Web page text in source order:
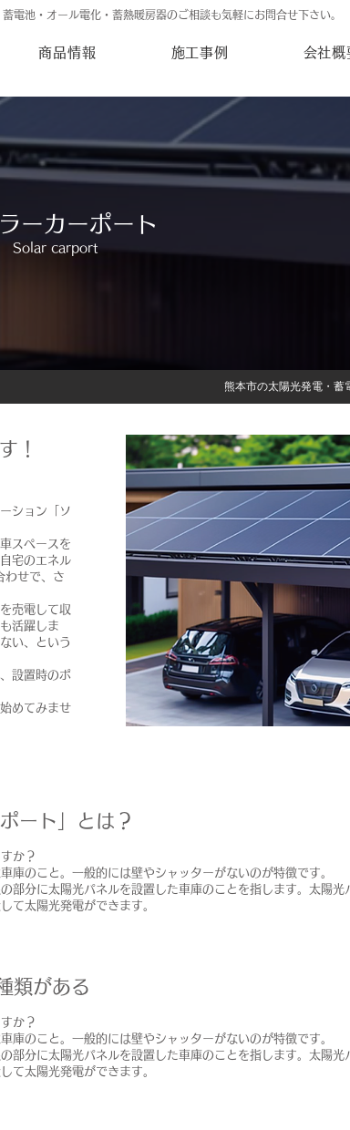
電池・オール電化・蓄熱暖房器のご相談も気軽にお問合せ下さい。
商品情報 施工事例 会社概
熊本市の太陽光発電・蓄
ーカーポート
Solar carport
！
ション「ソ
スペースを
宅のエネル
わせで、さ
売電して収
活躍しま
い、という
設置時のポ
めてみませ
ート」とは？
か？
庫のこと。一般的には壁やシャッターがないのが特徴です。
部分に太陽光パネルを設置した車庫のことを指します。太陽光
て太陽光発電ができます。
類がある
か？
庫のこと。一般的には壁やシャッターがないのが特徴です。
部分に太陽光パネルを設置した車庫のことを指します。太陽光
て太陽光発電ができます。